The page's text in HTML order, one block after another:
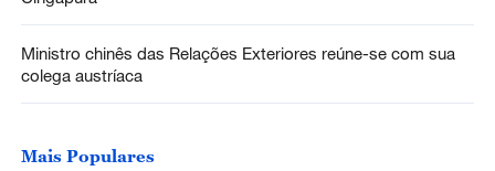
Ministro chinês das Relações Exteriores reúne-se com sua
colega austríaca
Mais Populares